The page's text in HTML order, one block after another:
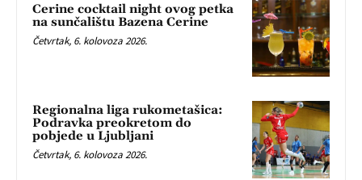
Cerine cocktail night ovog petka
na sunčalištu Bazena Cerine
Četvrtak, 6. kolovoza 2026.
Regionalna liga rukometašica:
Podravka preokretom do
pobjede u Ljubljani
Četvrtak, 6. kolovoza 2026.